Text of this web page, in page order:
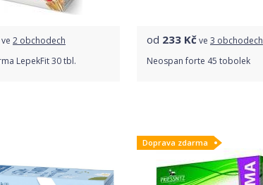
ve 2 obchodech
LepekFit 30 tbl.
od 233 Kčve 3 obchodech
Neospan forte 45 tobolek
Doprava zdarma